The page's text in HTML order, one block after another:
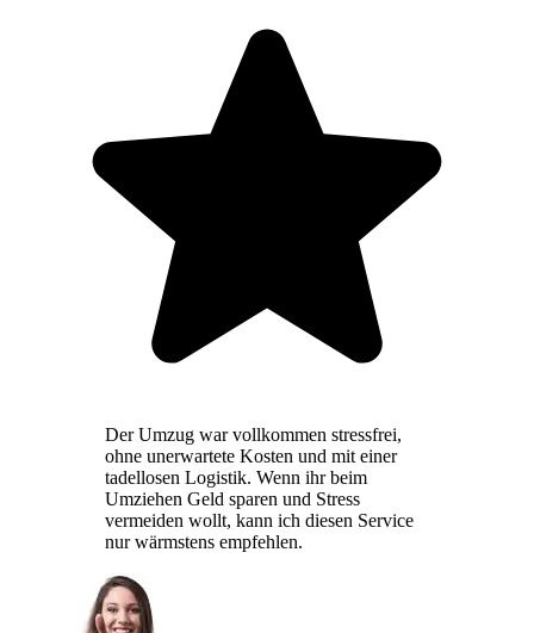
Der Umzug war vollkommen stressfrei,
ohne unerwartete Kosten und mit einer
tadellosen Logistik. Wenn ihr beim
Umziehen Geld sparen und Stress
vermeiden wollt, kann ich diesen Service
nur wärmstens empfehlen.